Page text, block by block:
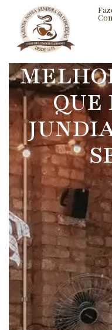
BLOG CONTATO
QUE